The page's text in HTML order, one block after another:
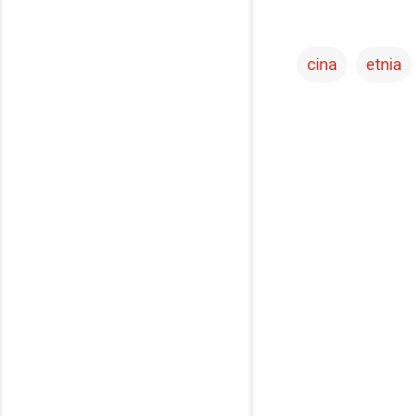
cina etnia